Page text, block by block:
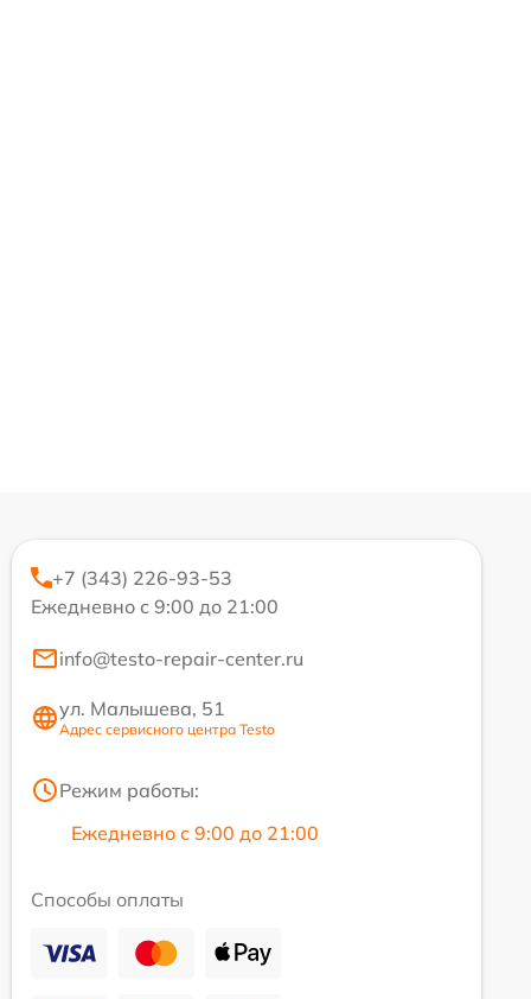
+7 (343) 226-93-53
Ежедневно с 9:00 до 21:00
info@testo-repair-center.ru
ул. Малышева, 51
Адрес сервисного центра Testo
Режим работы:
Ежедневно с 9:00 до 21:00
Способы оплаты